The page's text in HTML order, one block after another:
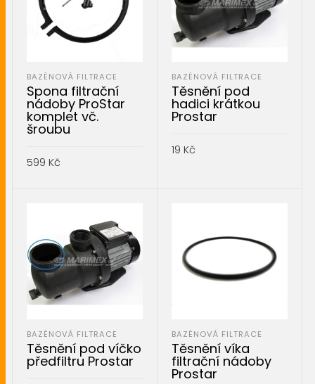
BAZÉNOVÁ FILTRACE
Spona filtrační
nádoby ProStar
komplet vč.
šroubu
599 Kč
BAZÉNOVÁ FILTRACE
Těsnění pod
hadici krátkou
Prostar
19 Kč
BAZÉNOVÁ FILTRACE
Těsnění pod víčko
předfiltru Prostar
BAZÉNOVÁ FILTRACE
Těsnění víka
filtrační nádoby
Prostar